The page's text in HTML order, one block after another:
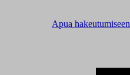
Apua hakeutumiseen